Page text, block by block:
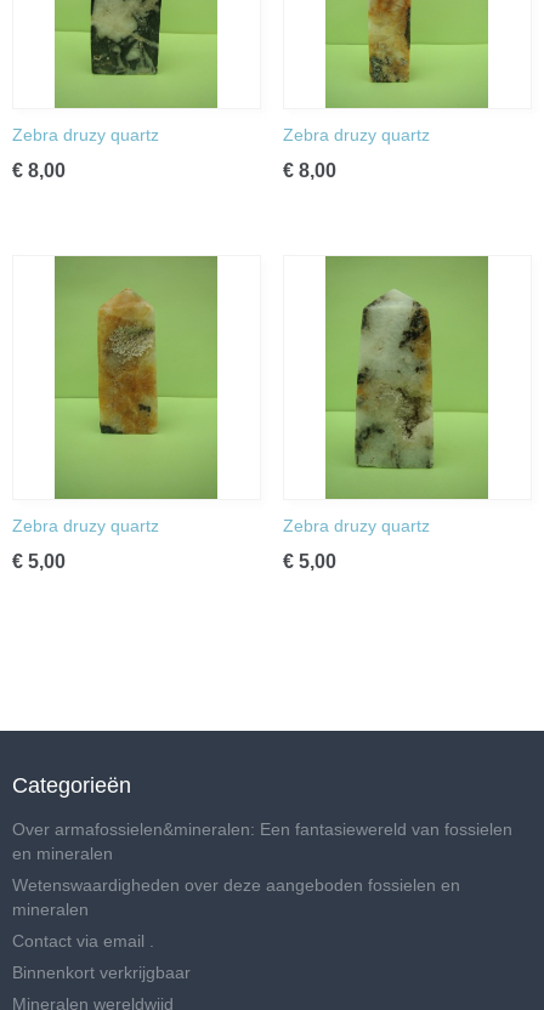
Zebra druzy quartz
€ 8,00
Zebra druzy quartz
€ 8,00
Zebra druzy quartz
€ 5,00
Zebra druzy quartz
€ 5,00
Categorieën
Over armafossielen&mineralen: Een fantasiewereld van fossielen
en mineralen
Wetenswaardigheden over deze aangeboden fossielen en
mineralen
Contact via email .
Binnenkort verkrijgbaar
Mineralen wereldwijd